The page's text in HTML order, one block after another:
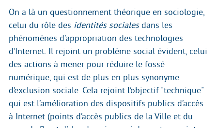
On a là un questionnement théorique en sociologie,
celui du rôle des identités socialesdans les
phénomènes d’appropriation des technologies
d’Internet. Il rejoint un problème social évident, celui
des actions à mener pour réduire le fossé
numérique, qui est de plus en plus synonyme
d’exclusion sociale. Cela rejoint l’objectif "technique"
qui est l’amélioration des dispositifs publics d’accès
à Internet (points d’accès publics de la Ville et du